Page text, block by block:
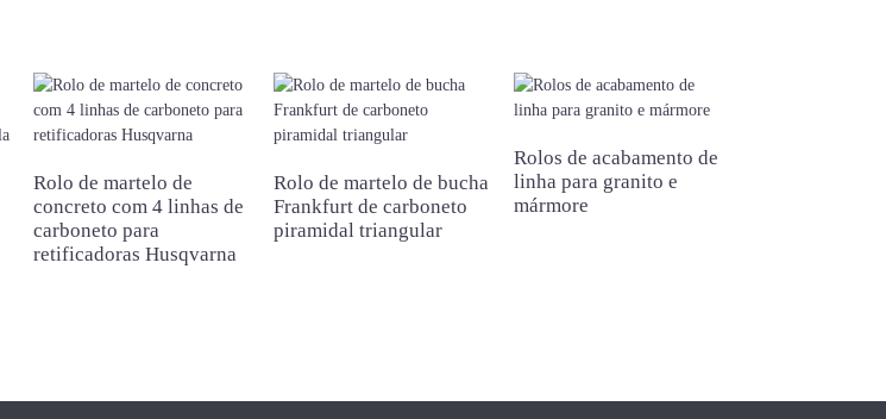
Rolo de martelo de
concreto com 4 linhas de
carboneto para
retificadoras Husqvarna
Rolo de martelo de bucha
Frankfurt de carboneto
piramidal triangular
Rolos de acabamento de
linha para granito e
mármore